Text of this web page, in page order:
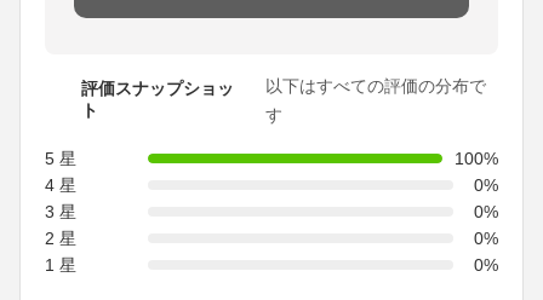
評価スナップショッ
ト
以下はすべての評価の分布で
す
5 星
100%
4 星
0%
3 星
0%
2 星
0%
1 星
0%